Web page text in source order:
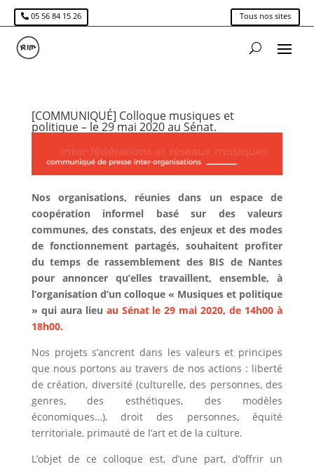
05 56 84 15 26 Tous nos sites
[COMMUNIQUÉ] Colloque musiques et
politique – le 29 mai 2020 au Sénat.
Nos organisations, réunies dans un espace de
coopération informel basé sur des valeurs
communes, des constats, des enjeux et des modes
de fonctionnement partagés, souhaitent profiter
du temps de rassemblement des BIS de Nantes
pour annoncer qu’elles travaillent, ensemble, à
l’organisation d’un colloque « Musiques et politique
» qui aura lieu au Sénat le 29 mai 2020, de 14h00 à
18h00.
Nos projets s’ancrent dans les valeurs et principes
que nous portons au travers de nos actions : liberté
de création, diversité (culturelle, des personnes, des
genres, des esthétiques, des modèles
économiques…), droit des personnes, équité
territoriale, primauté de l’art et de la culture.
L’objet de ce colloque est, d’une part, d’offrir un